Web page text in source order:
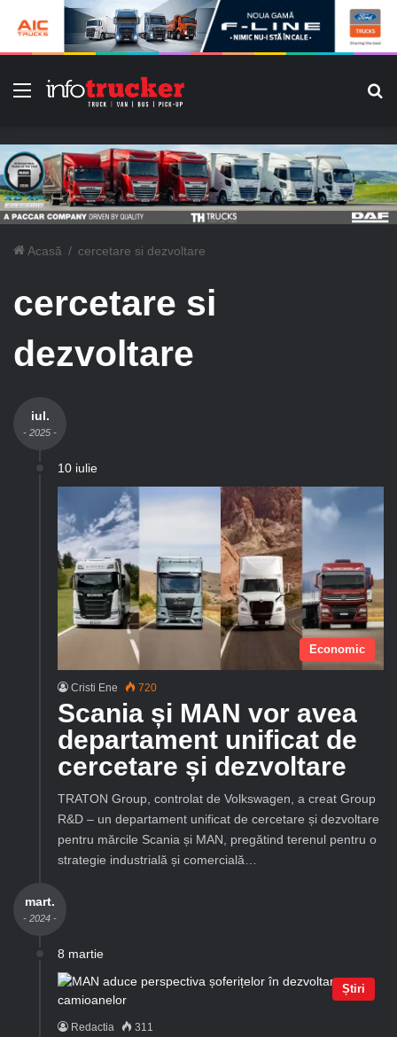
Meniu
Acasă / cercetare si dezvoltare
cercetare si
dezvoltare
iul.
- 2025 -
10 iulie
Economic
Cristi Ene 720
Scania și MAN vor avea
departament unificat de
cercetare și dezvoltare
TRATON Group, controlat de Volkswagen, a creat Group
R&D – un departament unificat de cercetare și dezvoltare
pentru mărcile Scania și MAN, pregătind terenul pentru o
strategie industrială și comercială…
mart.
- 2024 -
8 martie
Știri
Redactia 311